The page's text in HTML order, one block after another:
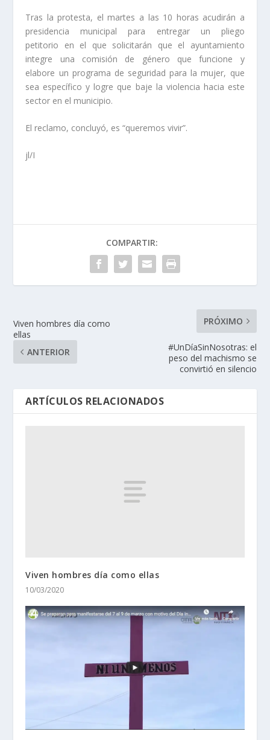
Tras la protesta, el martes a las 10 horas acudirán a
presidencia municipal para entregar un pliego
petitorio en el que solicitarán que el ayuntamiento
integre una comisión de género que funcione y
elabore un programa de seguridad para la mujer, que
sea específico y logre que baje la violencia hacia este
sector en el municipio.
El reclamo, concluyó, es “queremos vivir”.
jl/I
COMPARTIR:
Viven hombres día como
ellas
ANTERIOR
PRÓXIMO
#UnDíaSinNosotras: el
peso del machismo se
convirtió en silencio
ARTÍCULOS RELACIONADOS
Viven hombres día como ellas
10/03/2020